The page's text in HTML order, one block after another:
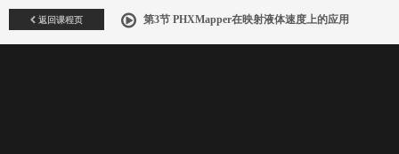
返回课程页 第3节 PHXMapper在映射液体速度上的应用